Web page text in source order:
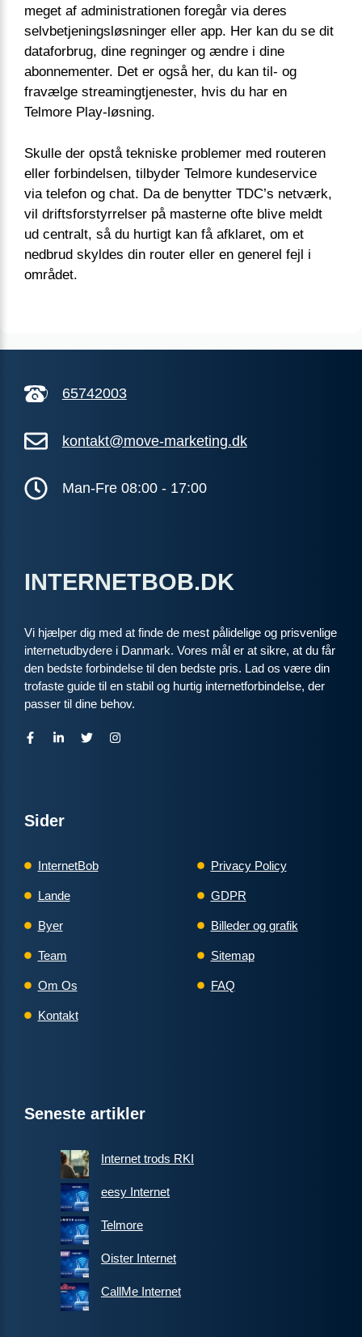
meget af administrationen foregår via deres
selvbetjeningsløsninger eller app. Her kan du se dit
dataforbrug, dine regninger og ændre i dine
abonnementer. Det er også her, du kan til- og
fravælge streamingtjenester, hvis du har en
Telmore Play-løsning.
Skulle der opstå tekniske problemer med routeren
eller forbindelsen, tilbyder Telmore kundeservice
via telefon og chat. Da de benytter TDC’s netværk,
vil driftsforstyrrelser på masterne ofte blive meldt
ud centralt, så du hurtigt kan få afklaret, om et
nedbrud skyldes din router eller en generel fejl i
området.
65742003
kontakt@move-marketing.dk
Man-Fre 08:00 - 17:00
INTERNETBOB.DK
Vi hjælper dig med at finde de mest pålidelige og prisvenlige
internetudbydere i Danmark. Vores mål er at sikre, at du får
den bedste forbindelse til den bedste pris. Lad os være din
trofaste guide til en stabil og hurtig internetforbindelse, der
passer til dine behov.
Sider
InternetBob
Lande
Byer
Team
Om Os
Kontakt
Privacy Policy
GDPR
Billeder og grafik
Sitemap
FAQ
Seneste artikler
Internet trods RKI
eesy Internet
Telmore
Oister Internet
CallMe Internet